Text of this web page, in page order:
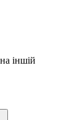
іншій